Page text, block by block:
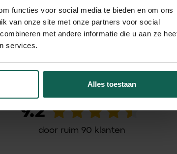
functies voor social media te bieden en om ons
van onze site met onze partners voor social
met andere informatie die u aan ze
services.
Alles toestaan
9.2
door ruim 90 klanten